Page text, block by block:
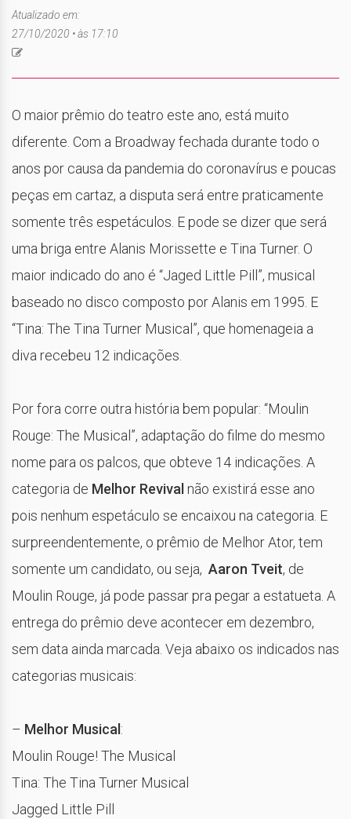
Atualizado em:
27/10/2020 • às 17:10
O maior prêmio do teatro este ano, está muito
diferente. Com a Broadway fechada durante todo o
anos por causa da pandemia do coronavírus e poucas
peças em cartaz, a disputa será entre praticamente
somente três espetáculos. E pode se dizer que será
uma briga entre Alanis Morissette e Tina Turner. O
maior indicado do ano é “Jaged Little Pill”, musical
baseado no disco composto por Alanis em 1995. E
“Tina: The Tina Turner Musical”, que homenageia a
diva recebeu 12 indicações.
Por fora corre outra história bem popular: “Moulin
Rouge: The Musical”, adaptação do filme do mesmo
nome para os palcos, que obteve 14 indicações. A
categoria de Melhor Revival não existirá esse ano
pois nenhum espetáculo se encaixou na categoria. E
surpreendentemente, o prêmio de Melhor Ator, tem
somente um candidato, ou seja, Aaron Tveit, de
Moulin Rouge, já pode passar pra pegar a estatueta. A
entrega do prêmio deve acontecer em dezembro,
sem data ainda marcada. Veja abaixo os indicados nas
categorias musicais:
– Melhor Musical :
Moulin Rouge! The Musical
Tina: The Tina Turner Musical
Jagged Little Pill